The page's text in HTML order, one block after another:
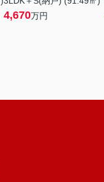
4,670万円